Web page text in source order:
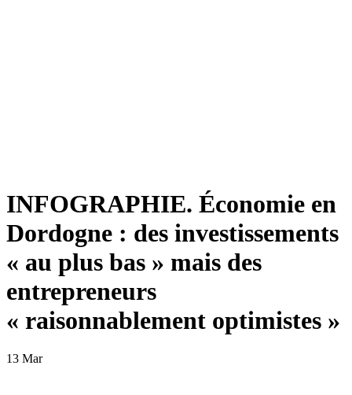
INFOGRAPHIE. Économie en
Dordogne : des investissements
« au plus bas » mais des
entrepreneurs
« raisonnablement optimistes »
13 Mar